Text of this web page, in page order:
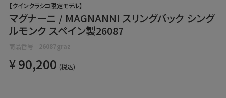
【クインクラシコ限定モデル】
マグナーニ / MAGNANNI スリングバック シング
ルモンク スペイン製26087
商品番号 26087graz
¥90,200 税込